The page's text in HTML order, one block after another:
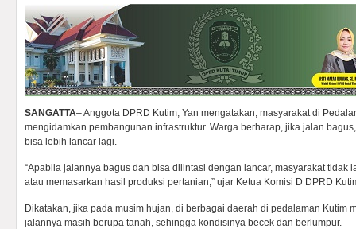
SANGATTA– Anggota DPRD Kutim, Yan mengatakan, masyarakat di
mengidamkan pembangunan infrastruktur. Warga berharap, jika jalan
bisa lebih lancar lagi.
“Apabila jalannya bagus dan bisa dilintasi dengan lancar, masyarakat tidak
atau memasarkan hasil produksi pertanian,” ujar Ketua Komisi D DPRD
Dikatakan, jika pada musim hujan, di berbagai daerah di pedalaman Kutim
jalannya masih berupa tanah, sehingga kondisinya becek dan berlumpur.